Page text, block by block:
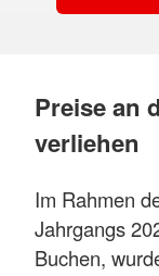
Preise an
verliehen
Im Rahmen
Jahrgangs
Buchen,